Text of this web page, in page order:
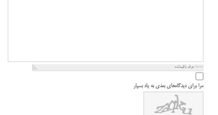
1000 حرف باقیمانده
مرا برای دیدگاه‌های بعدی به یاد بسپار